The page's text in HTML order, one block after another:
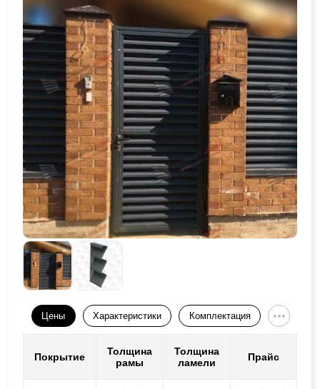
Цены Характеристики Комплектация
Покрытие
Толщина
рамы
Толщина
ламели
Прайс